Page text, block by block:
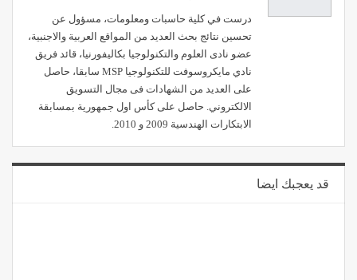
درست في كلية حاسبات ومعلومات، مسؤول عن
تحسين نتائج بحث العديد من المواقع العربية والاجنبية،
عضو نادى العلوم والتكنولوجيا بكاليفورنيا، قائد فريق
نادي مايكروسوفت للتكنولوجيا MSP سابقا، حاصل
على العديد من الشهادات فى مجال التسويق
الالكتروني. حاصل على كأس اول جمهورية بمسابقة
الابتكارات الهندسية 2009 و 2010.
قد يعجبك ايضا